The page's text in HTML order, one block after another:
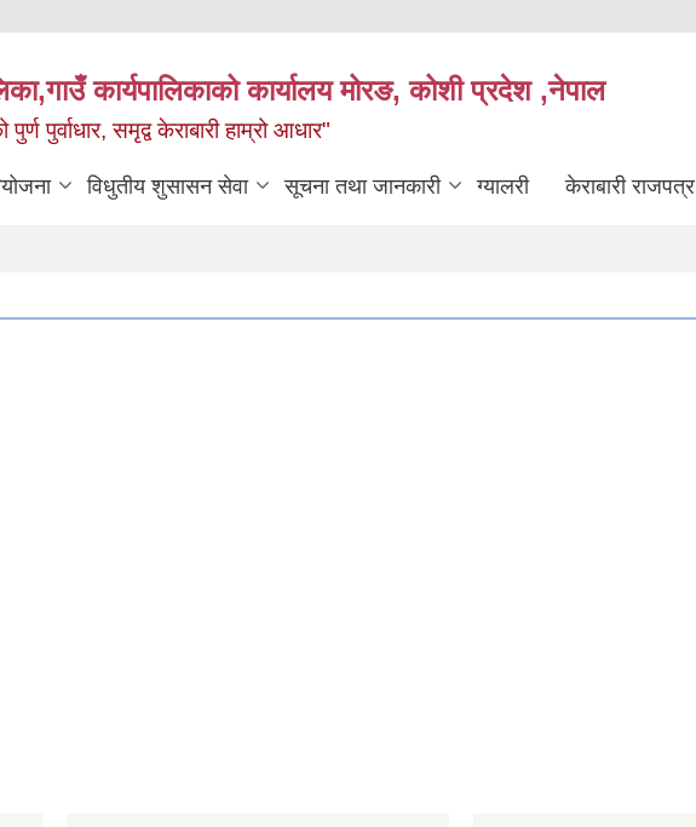
कार्यपालिकाको कार्यालय मोरङ, कोशी प्रदेश ,नेपाल
पुर्वाधार, समृद्व केराबारी हाम्रो आधार"
विधुतीय शुसासन सेवा सूचना तथा जानकारी ग्यालरी केराबारी राजपत्र